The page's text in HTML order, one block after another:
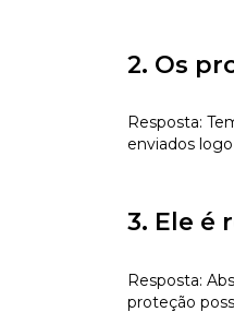
2. Os
Resposta:
enviados
3. Ele é
Resposta:
proteção